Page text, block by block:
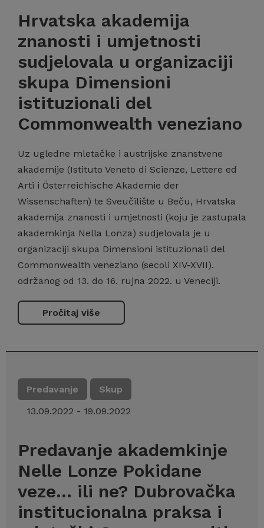
Hrvatska akademija
znanosti i umjetnosti
sudjelovala u organizaciji
skupa Dimensioni
istituzionali del
Commonwealth veneziano
Uz ugledne mletačke i austrijske znanstvene
akademije (Istituto Veneto di Scienze, Lettere ed
Arti i Österreichische Akademie der
Wissenschaften) te Sveučilište u Beču, Hrvatska
akademija znanosti i umjetnosti (koju je zastupala
akademkinja Nella Lonza) sudjelovala je u
organizaciji skupa Dimensioni istituzionali del
Commonwealth veneziano (secoli XIV-XVII).
održanog od 13. do 16. rujna 2022. u Veneciji.
Pročitaj više
Predavanje
Skup
13.09.2022 - 19.09.2022
Predavanje akademkinje
Nelle Lonze Pokidane
veze… ili ne? Dubrovačka
institucionalna praksa i